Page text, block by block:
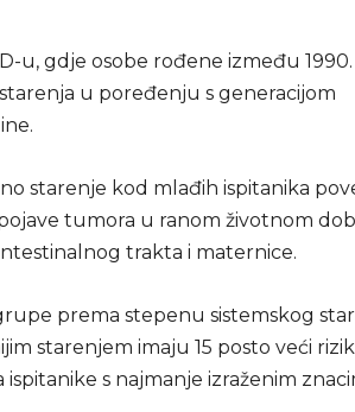
u, gdje osobe rođene između 1990.
u poređenju s generacijom
starenje kod mlađih ispitanika
tumora u ranom životnom
trakta i maternice.
prema stepenu sistemskog
starenjem imaju 15 posto veći
s najmanje izraženim